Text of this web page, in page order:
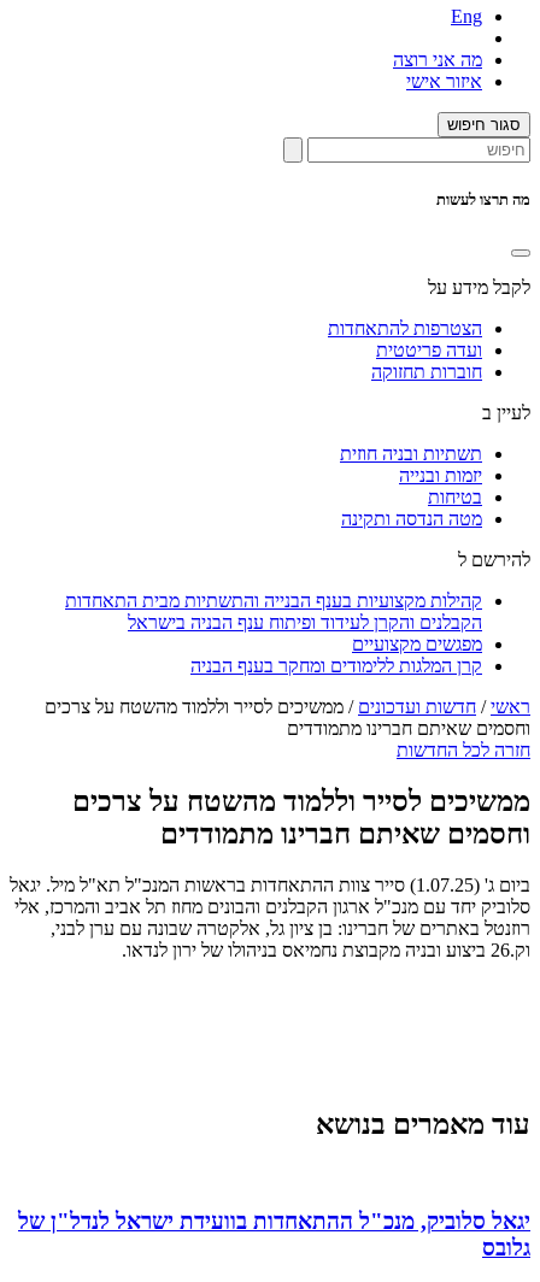
Eng
מה אני רוצה
איזור אישי
סגור חיפוש
מה תרצו לעשות
לקבל מידע על
הצטרפות להתאחדות
ועדה פריטטית
חוברות תחזוקה
לעיין ב
תשתיות ובניה חוזית
יזמות ובנייה
בטיחות
מטה הנדסה ותקינה
להירשם ל
קהילות מקצועיות בענף הבנייה והתשתיות מבית התאחדות
הקבלנים והקרן לעידוד ופיתוח ענף הבניה בישראל
מפגשים מקצועיים
קרן המלגות ללימודים ומחקר בענף הבניה
ראשי/ חדשות ועדכונים / ממשיכים לסייר וללמוד מהשטח על צרכים
וחסמים שאיתם חברינו מתמודדים
חזרה לכל החדשות
ממשיכים לסייר וללמוד מהשטח על צרכים
וחסמים שאיתם חברינו מתמודדים
ביום ג' (1.07.25) סייר צוות ההתאחדות בראשות המנכ"ל תא"ל מיל. יגאל
סלוביק יחד עם מנכ"ל ארגון הקבלנים והבונים מחוז תל אביב והמרכז, אלי
רוזנטל באתרים של חברינו: בן ציון גל, אלקטרה שבונה עם ערן לבני,
וק.26 ביצוע ובניה מקבוצת נחמיאס בניהולו של ירון לנדאו.
עוד מאמרים בנושא
יגאל סלוביק, מנכ"ל ההתאחדות בוועידת ישראל לנדל"ן של
גלובס